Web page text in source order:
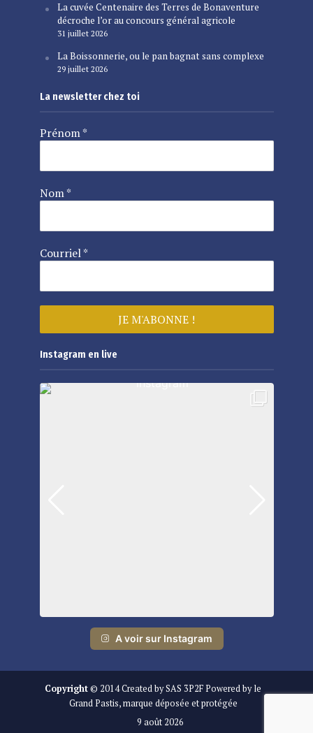
La cuvée Centenaire des Terres de Bonaventure
décroche l’or au concours général agricole
31 juillet 2026
La Boissonnerie, ou le pan bagnat sans complexe
29 juillet 2026
La newsletter chez toi
Prénom*
Nom*
Courriel*
Instagram en live
A voir sur Instagram
Copyright© 2014 Created by SAS 3P2F Powered by le
Grand Pastis, marque déposée et protégée
9 août 2026